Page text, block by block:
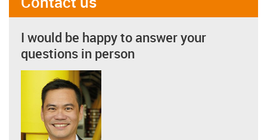
I would be happy to answer your
questions in person